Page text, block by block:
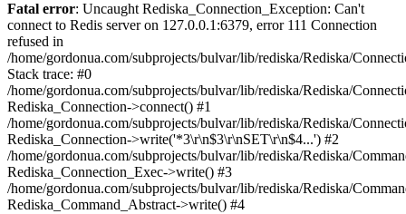
Fatal error: Uncaught Rediska_Connection_Exception: Can't
connect to Redis server on 127.0.0.1:6379, error 111 Connection
refused in
/home/gordonua.com/subprojects/bulvar/lib/rediska/Rediska/
Stack trace: #0
/home/gordonua.com/subprojects/bulvar/lib/rediska/Rediska/
Rediska_Connection->connect() #1
/home/gordonua.com/subprojects/bulvar/lib/rediska/Rediska/
Rediska_Connection->write('*3\r\n$3\r\nSET\r\n$4...') #2
/home/gordonua.com/subprojects/bulvar/lib/rediska/Rediska/
Rediska_Connection_Exec->write() #3
/home/gordonua.com/subprojects/bulvar/lib/rediska/Rediska/
Rediska_Command_Abstract->write() #4